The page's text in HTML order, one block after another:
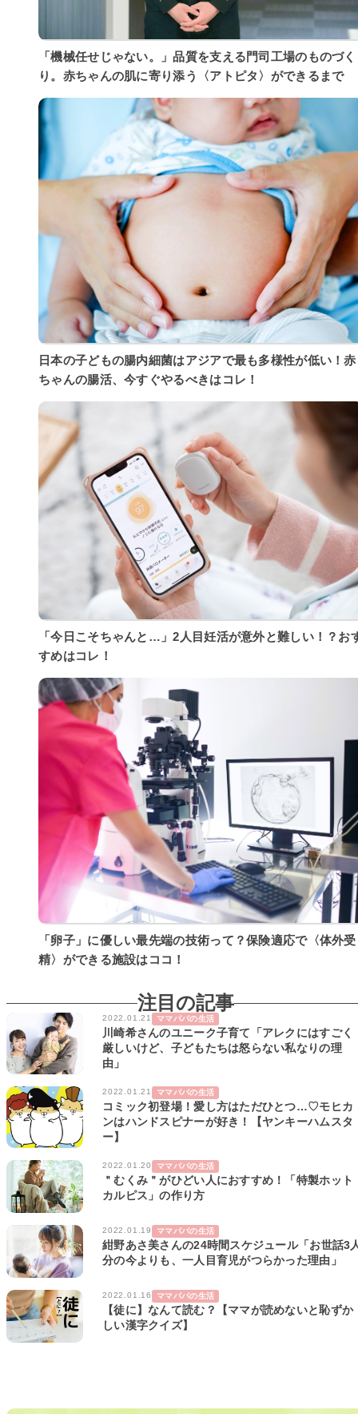
「機械任せじゃない。」品質を支える門司工場のものづく
り。赤ちゃんの肌に寄り添う〈アトピタ〉ができるまで
日本の子どもの腸内細菌はアジアで最も多様性が低い！赤
ちゃんの腸活、今すぐやるべきはコレ！
「今日こそちゃんと…」2人目妊活が意外と難しい！？お
すめはコレ！
「卵子」に優しい最先端の技術って？保険適応で〈体外受
精〉ができる施設はココ！
注目の記事
2022.01.21 ママパパの生活
川崎希さんのユニーク子育て「アレクにはすごく
厳しいけど、子どもたちは怒らない私なりの理
由」
2022.01.21 ママパパの生活
コミック初登場！愛し方はただひとつ…♡モヒカ
ンはハンドスピナーが好き！【ヤンキーハムスタ
ー】
2022.01.20 ママパパの生活
＂むくみ＂がひどい人におすすめ！「特製ホット
カルピス」の作り方
2022.01.19 ママパパの生活
紺野あさ美さんの24時間スケジュール「お世話3
分の今よりも、一人目育児がつらかった理由」
2022.01.16 ママパパの生活
【徒に】なんて読む？【ママが読めないと恥ずか
しい漢字クイズ】